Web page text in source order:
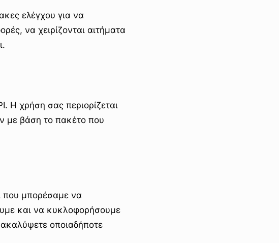
ελέγχου για να
να χειρίζονται αιτήματα
Η χρήση σας περιορίζεται
με βάση το πακέτο που
που μπορέσαμε να
και να κυκλοφορήσουμε
οποιαδήποτε